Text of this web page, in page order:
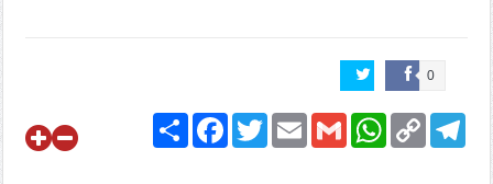
0
ShareFacebookTwitterEmailGmail
WhatsApp Copy
Link
Telegram